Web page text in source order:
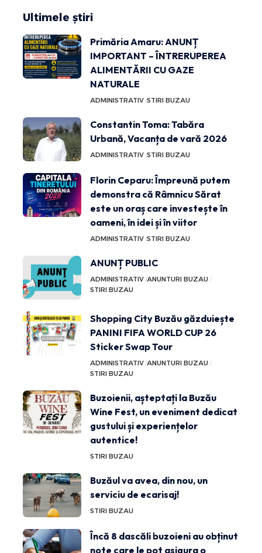
Ultimele știri
Primăria Amaru: ANUNȚ
IMPORTANT – ÎNTRERUPEREA
ALIMENTĂRII CU GAZE
NATURALE
ADMINISTRATIV STIRI BUZAU
Constantin Toma: Tabăra
Urbană, Vacanța de vară 2026
ADMINISTRATIV STIRI BUZAU
Florin Ceparu: Împreună putem
demonstra că Râmnicu Sărat
este un oraș care investește în
oameni, în idei și în viitor
ADMINISTRATIV STIRI BUZAU
ANUNȚ PUBLIC
ADMINISTRATIV ANUNTURI BUZAU
STIRI BUZAU
Shopping City Buzău găzduiește
PANINI FIFA WORLD CUP 26
Sticker Swap Tour
ADMINISTRATIV ANUNTURI BUZAU
STIRI BUZAU
Buzoienii, așteptați la Buzău
Wine Fest, un eveniment dedicat
gustului și experiențelor
autentice!
STIRI BUZAU
Buzăul va avea, din nou, un
serviciu de ecarisaj!
STIRI BUZAU
Încă 8 dascăli buzoieni au obținut
note care le pot asigura o